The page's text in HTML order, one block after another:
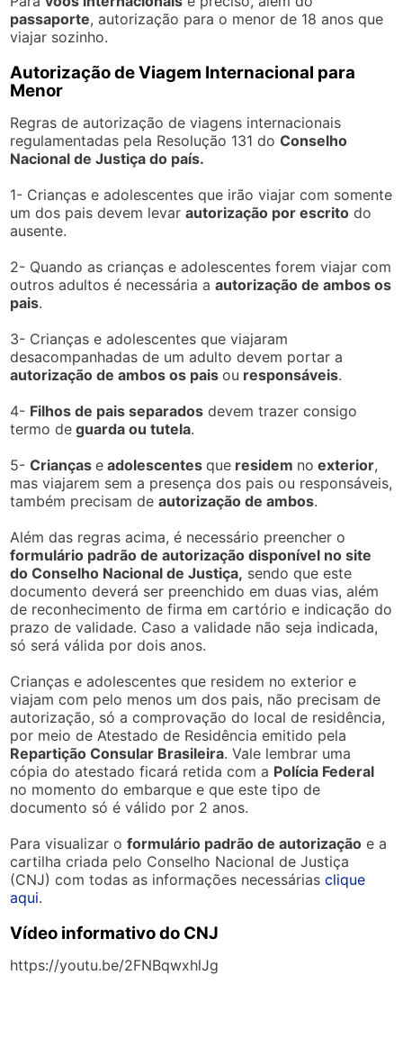
passaporte, autorização para o menor de 18 anos que
viajar sozinho.
Autorização de Viagem Internacional para
Menor
Regras de autorização de viagens internacionais
regulamentadas pela Resolução 131 doConselho
Nacional de Justiça do país.
1- Crianças e adolescentes que irão viajar com somente
um dos pais devem levarautorização por escrito do
ausente.
2- Quando as crianças e adolescentes forem viajar com
outros adultos é necessária aautorização de ambos os
pais.
3- Crianças e adolescentes que viajaram
desacompanhadas de um adulto devem portar a
autorização de ambos os paisou responsáveis.
4- Filhos de pais separados devem trazer consigo
termo de guarda ou tutela.
5-Criançase adolescentesque residem no exterior,
mas viajarem sem a presença dos pais ou responsáveis,
também precisam deautorização de ambos.
Além das regras acima, é necessário preencher o
formulário padrão de autorização disponível no site
do Conselho Nacional de Justiça, sendo que este
documento deverá ser preenchido em duas vias, além
de reconhecimento de firma em cartório e indicação do
prazo de validade. Caso a validade não seja indicada,
só será válida por dois anos.
Crianças e adolescentes que residem no exterior e
viajam com pelo menos um dos pais, não precisam de
autorização, só a comprovação do local de residência,
por meio de Atestado de Residência emitido pela
Repartição Consular Brasileira. Vale lembrar uma
cópia do atestado ficará retida com a Polícia Federal
no momento do embarque e que este tipo de
documento só é válido por 2 anos.
Para visualizar oformulário padrão de autorização e a
cartilha criada pelo Conselho Nacional de Justiça
(CNJ) com todas as informações necessáriasclique
aqui.
Vídeo informativo do CNJ
https://youtu.be/2FNBqwxhlJg